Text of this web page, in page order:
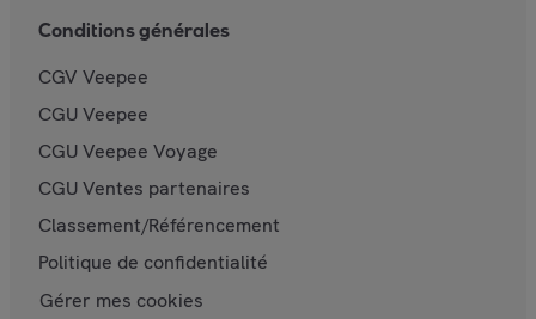
Conditions générales
CGV Veepee
CGU Veepee
CGU Veepee Voyage
CGU Ventes partenaires
Classement/Référencement
Politique de confidentialité
Gérer mes cookies